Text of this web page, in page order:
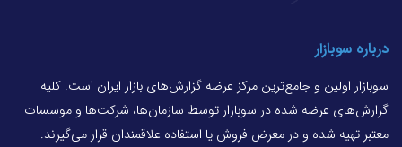
درباره سوبازار
سوبازار اولین و جامع‌ترین مرکز عرضه گزارش‌های بازار ایران است. کلیه
گزارش‌های عرضه شده در سوبازار توسط سازمان‌ها، شرکت‌ها و موسسات
معتبر تهیه شده و در معرض فروش یا استفاده علاقمندان قرار می‌گیرند.